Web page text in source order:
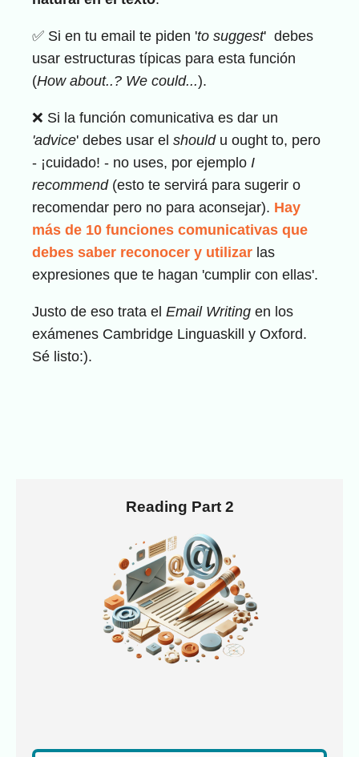
✅ Si en tu email te piden 'to suggest' debes
usar estructuras típicas para esta función
(How about..? We could...).
❌ Si la función comunicativa es dar un
'advice' debes usar el should u ought to, pero
- ¡cuidado! - no uses, por ejemplo I
recommend(esto te servirá para sugerir o
recomendar pero no para aconsejar). Hay
más de 10 funciones comunicativas que
debes saber reconocer y utilizar las
expresiones que te hagan 'cumplir con ellas'.
Justo de eso trata el Email Writing en los
exámenes Cambridge Linguaskill y Oxford.
Sé listo:).
Reading Part 2